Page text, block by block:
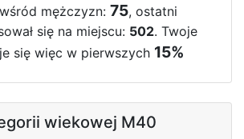
mężczyzn: 75, ostatni
się na miejscu: 502. Twoje
się więc w pierwszych 15%
wiekowej M40